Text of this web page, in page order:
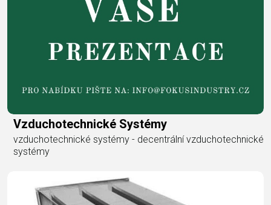
Vzduchotechnické Systémy
vzduchotechnické systémy - decentrální vzduchotechnické
systémy